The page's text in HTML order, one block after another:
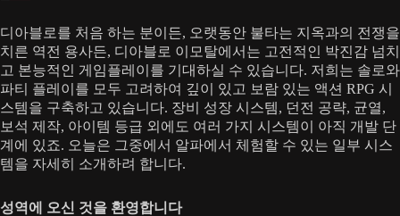
디아블로를 처음 하는 분이든, 오랫동안 불타는 지옥과의 전쟁을
치른 역전 용사든, 디아블로 이모탈에서는 고전적인 박진감 넘치
고 본능적인 게임플레이를 기대하실 수 있습니다. 저희는 솔로와
파티 플레이를 모두 고려하여 깊이 있고 보람 있는 액션 RPG 시
스템을 구축하고 있습니다. 장비 성장 시스템, 던전 공략, 균열,
보석 제작, 아이템 등급 외에도 여러 가지 시스템이 아직 개발 단
계에 있죠. 오늘은 그중에서 알파에서 체험할 수 있는 일부 시스
템을 자세히 소개하려 합니다.
성역에 오신 것을 환영합니다